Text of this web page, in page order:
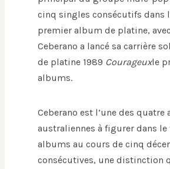
cinq singles consécutifs dans
premier album de platine, avec
Ceberano a lancé sa carrière
de platine 1989 Courageuxle
albums.
Ceberano est l’une des quatre
australiennes à figurer dans le
albums au cours de cinq
consécutives, une distinction